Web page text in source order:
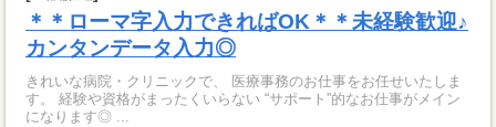
＊＊ローマ字入力できればOK＊＊未経験歓迎♪
カンタンデータ入力◎
きれいな病院・クリニックで、 医療事務のお仕事をお任せいたしま
す。 経験や資格がまったくいらない “サポート”的なお仕事がメイン
になります◎ ...